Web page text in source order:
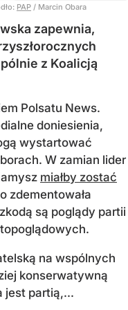
PAP / Marcin Obara
zapewnia,
z Koalicją
Polsatu News.
doniesienia,
wystartować
W zamian lider
miałby zostać
zdementowała
są poglądy partii
na wspólnych
konserwatywną
jest partią,...